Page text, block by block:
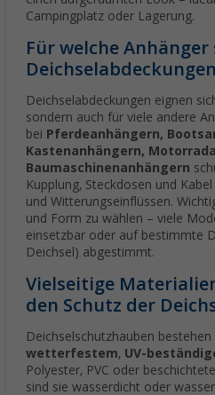
Campingplatz oder Lagerung.
Für welche Anhänger
Deichselabdeckungen eignen
sondern auch für viele andere
bei Pferdeanhängern,
Kastenanhängern,
Baumaschinenanhängern
Kupplung, Steckdosen und
und Witterungseinflüssen.
und Form zu wählen – viele
einsetzbar oder auf bestimmte
Deichsel) abgestimmt.
Vielseitige
den Schutz der
Deichselschutzhauben bestehen
wetterfestem, UV-
Polyester, PVC oder
sind sie wasserdicht oder